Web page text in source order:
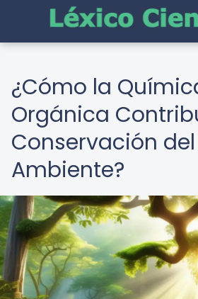
¿Cómo la
Orgánica
Conservación
Ambiente?